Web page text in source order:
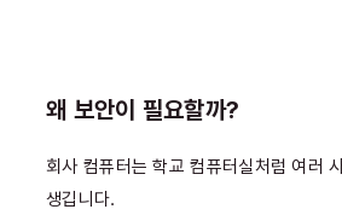
왜 보안이 필요할까?
회사 컴퓨터는 학교 컴퓨터실처럼 여러
생깁니다.